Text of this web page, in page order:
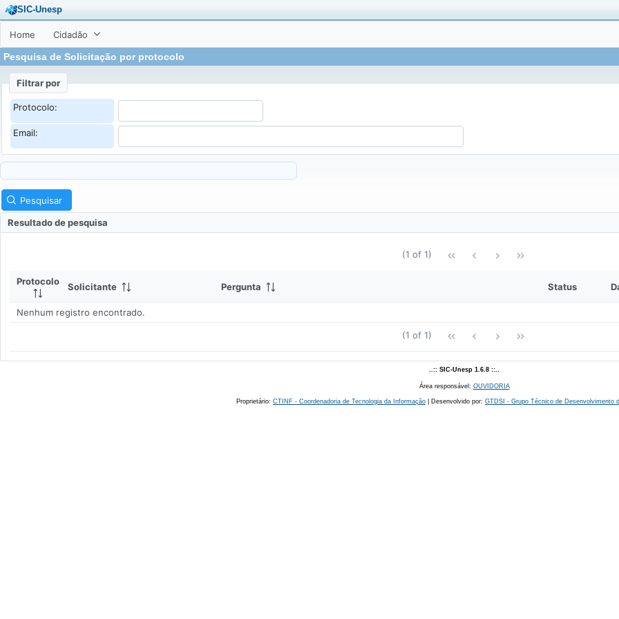
SIC-Unesp
Home
Cidadão
Pesquisa de Solicitação por protocolo
Filtrar por
Protocolo:
Email:
Pesquisar
Resultado de pesquisa
(1 of 1)
Protocolo Solicitante Pergunta Status
Nenhum registro encontrado.
(1 of 1)
..:: SIC-Unesp 1.6.8 ::..
Área responsável: OUVIDORIA
Proprietário: CTINF - Coordenadoria de Tecnologia da Informação | Desenvolvido por: GTDSI - Grupo Técnico de Desenvolvimento